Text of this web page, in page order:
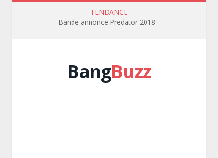
TENDANCE
Bande annonce Predator 2018
BangBuzz